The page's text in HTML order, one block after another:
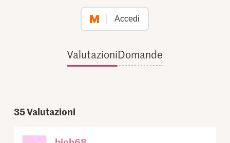
Accedi
ValutazioniDomande
35Valutazioni